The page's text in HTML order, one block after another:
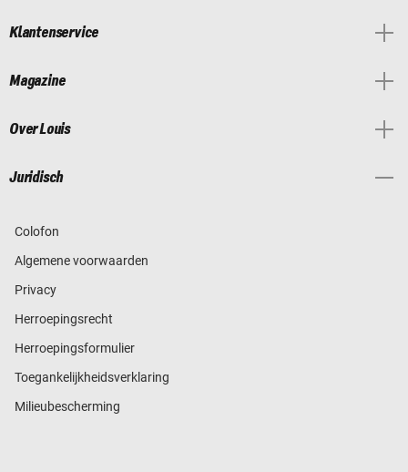
Klantenservice
Magazine
Over Louis
Juridisch
Colofon
Algemene voorwaarden
Privacy
Herroepingsrecht
Herroepingsformulier
Toegankelijkheidsverklaring
Milieubescherming